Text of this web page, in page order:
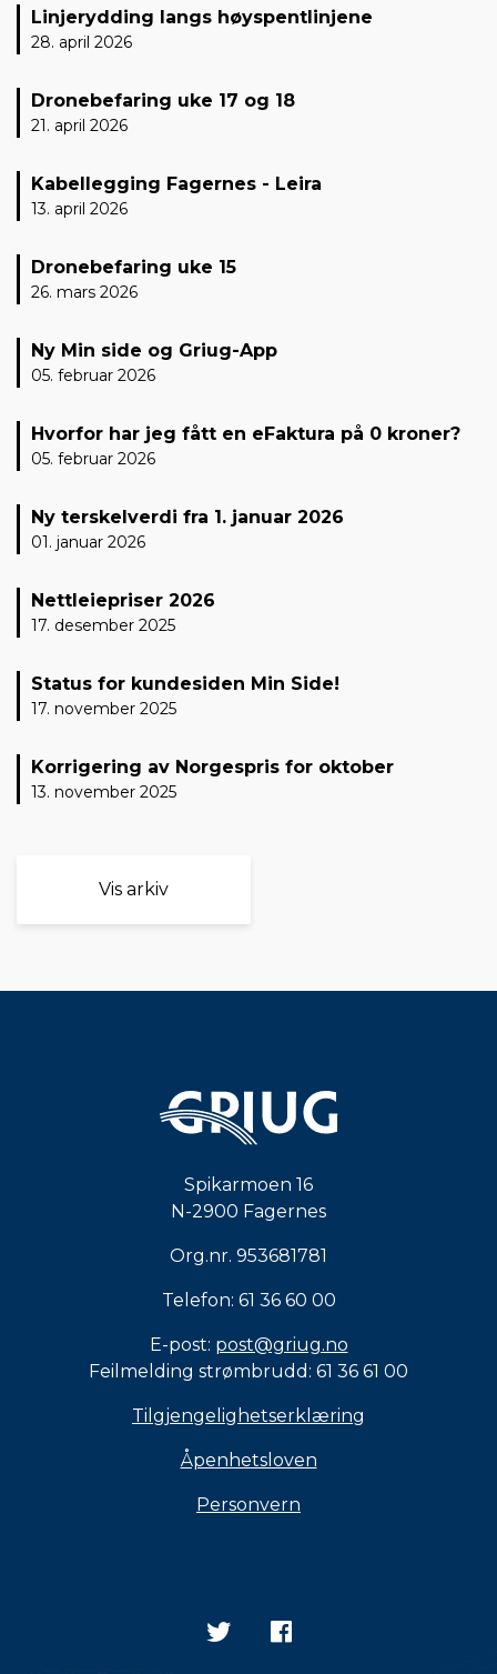
Linjerydding langs høyspentlinjene
28. april 2026
Dronebefaring uke 17 og 18
21. april 2026
Kabellegging Fagernes - Leira
13. april 2026
Dronebefaring uke 15
26. mars 2026
Ny Min side og Griug-App
05. februar 2026
Hvorfor har jeg fått en eFaktura på 0 kroner?
05. februar 2026
Ny terskelverdi fra 1. januar 2026
01. januar 2026
Nettleiepriser 2026
17. desember 2025
Status for kundesiden Min Side!
17. november 2025
Korrigering av Norgespris for oktober
13. november 2025
Vis arkiv
Spikarmoen 16
N-2900 Fagernes
Org.nr. 953681781
Telefon: 61 36 60 00
E-post: post@griug.no
Feilmelding strømbrudd: 61 36 61 00
Tilgjengelighetserklæring
Åpenhetsloven
Personvern